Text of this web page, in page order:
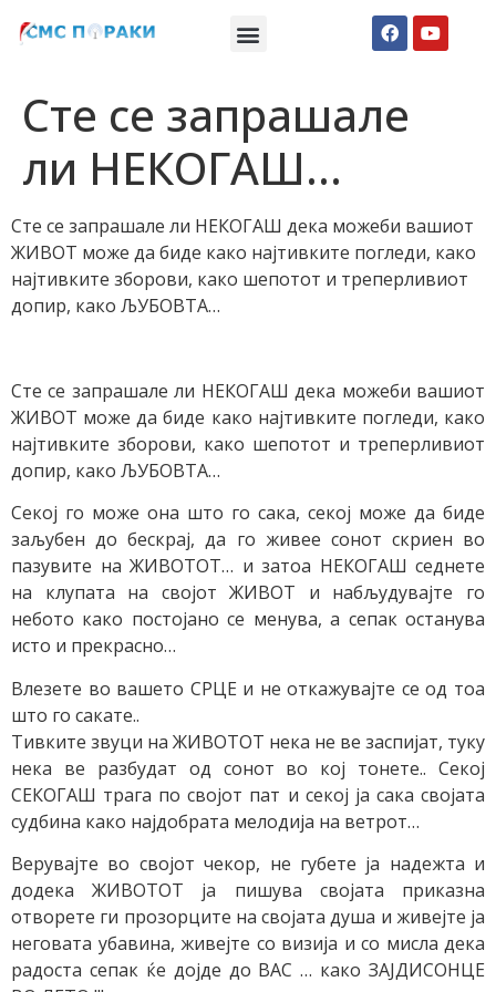
Сте се запрашале
ли НЕКОГАШ…
Сте се запрашале ли НЕКОГАШ дека можеби вашиот
ЖИВОТ може да биде како најтивките погледи, како
најтивките зборови, како шепотот и треперливиот
допир, како ЉУБОВТА…
Сте се запрашале ли НЕКОГАШ дека можеби вашиот
ЖИВОТ може да биде како најтивките погледи, како
најтивките зборови, како шепотот и треперливиот
допир, како ЉУБОВТА…
Секој го може она што го сака, секој може да биде
заљубен до бескрај, да го живее сонот скриен во
пазувите на ЖИВОТОТ… и затоа НЕКОГАШ седнете
на клупата на својот ЖИВОТ и набљудувајте го
небото како постојано се менува, а сепак останува
исто и прекрасно…
Влезете во вашето СРЦЕ и не откажувајте се од тоа
што го сакате..
Тивките звуци на ЖИВОТОТ нека не ве заспијат, туку
нека ве разбудат од сонот во кој тонете.. Секој
СЕКОГАШ трага по својот пат и секој ја сака својата
судбина како најдобрата мелодија на ветрот…
Верувајте во својот чекор, не губете ја надежта и
додека ЖИВОТОТ ја пишува својата приказна
отворете ги прозорците на својата душа и живејте ја
неговата убавина, живејте со визија и со мисла дека
радоста сепак ќе дојде до ВАС … како ЗАЈДИСОНЦЕ